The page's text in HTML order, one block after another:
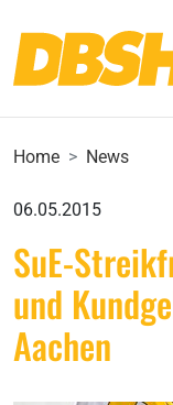
Home News
06.05.2015
SuE-
und
Aachen